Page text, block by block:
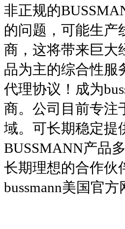
非正规的
的问题，可能生产
商，这将带来巨大
品为主的综合性服
代理协议！成为
商。公司目前专注
域。可长期稳定提
BUSSMANN产品
长期理想的合作伙
bussmann美国官